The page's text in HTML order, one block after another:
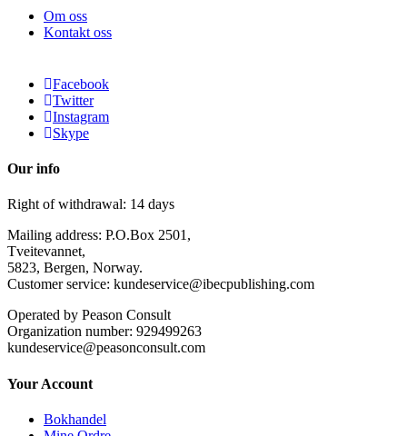
Om oss
Kontakt oss
Facebook
Twitter
Instagram
Skype
Our info
Right of withdrawal: 14 days
Mailing address: P.O.Box 2501,
Tveitevannet,
5823, Bergen, Norway.
Customer service: kundeservice@ibecpublishing.com
Operated by Peason Consult
Organization number: 929499263
kundeservice@peasonconsult.com
Your Account
Bokhandel